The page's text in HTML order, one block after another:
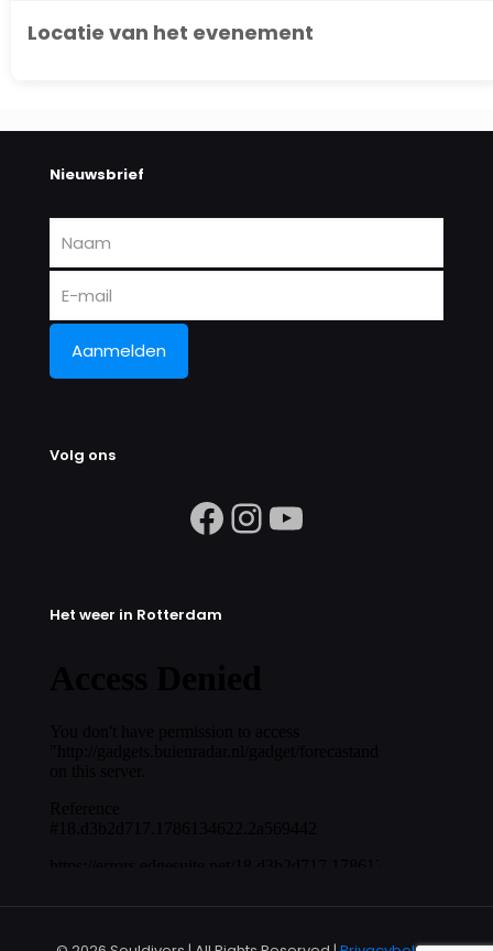
Locatie van het evenement
Nieuwsbrief
Volg ons
https://www.facebook.com/
Instagram
https://
Het weer in Rotterdam